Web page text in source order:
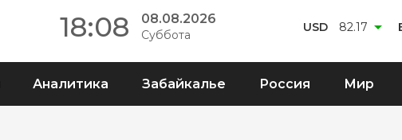
18:08 08.08.2026
Суббота
USD 82.17
Аналитика Забайкалье Россия Мир